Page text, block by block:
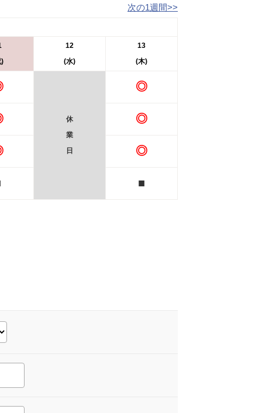
次の1週間>>
)
12
(水)
13
(木)
休
業
日
◎
◎
◎
■